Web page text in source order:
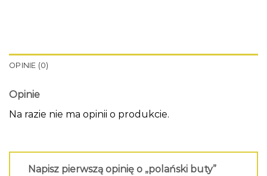
OPINIE (0)
Opinie
Na razie nie ma opinii o produkcie.
Napisz pierwszą opinię o „polański buty”